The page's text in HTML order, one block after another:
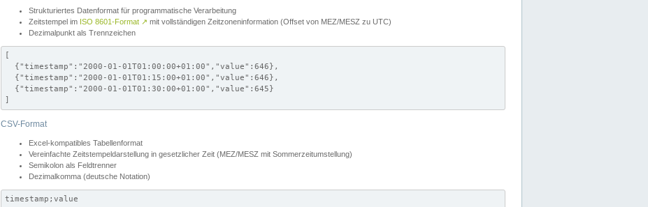
Strukturiertes Datenformat für programmatische Verarbeitung
Zeitstempel im ISO 8601-Format ↗ mit vollständigen Zeitzoneninformation (Offset von MEZ/MESZ zu UTC)
Dezimalpunkt als Trennzeichen
[
  {"timestamp":"2000-01-01T01:00:00+01:00","value":646},
  {"timestamp":"2000-01-01T01:15:00+01:00","value":646},
  {"timestamp":"2000-01-01T01:30:00+01:00","value":645}
]
CSV-Format
Excel-kompatibles Tabellenformat
Vereinfachte Zeitstempeldarstellung in gesetzlicher Zeit (MEZ/MESZ mit Sommerzeitumstellung)
Semikolon als Feldtrenner
Dezimalkomma (deutsche Notation)
timestamp;value